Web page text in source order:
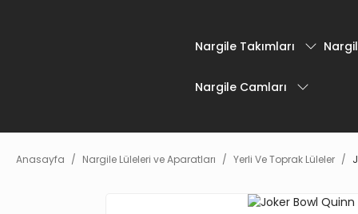
Nargile Takımları
Nargile Camları
Anasayfa Nargile Lüleleri ve Aparatları Yerli Ve Toprak Lüleler